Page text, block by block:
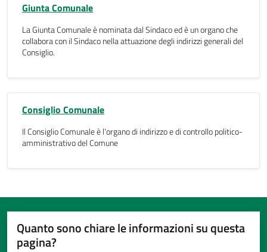
Giunta Comunale
La Giunta Comunale è nominata dal Sindaco ed è un organo che
collabora con il Sindaco nella attuazione degli indirizzi generali del
Consiglio.
Consiglio Comunale
Il Consiglio Comunale è l’organo di indirizzo e di controllo politico-
amministrativo del Comune
Quanto sono chiare le informazioni su questa
pagina?